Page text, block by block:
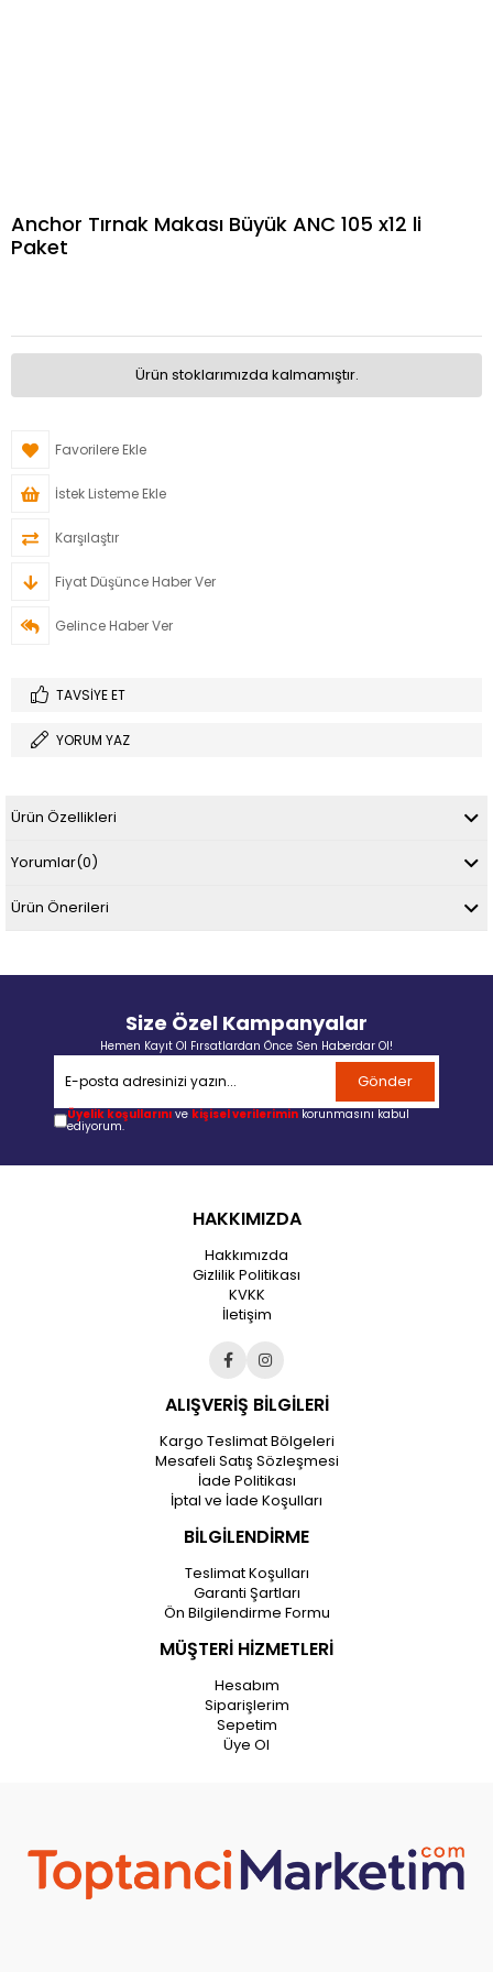
Anchor Tırnak Makası Büyük ANC 105 x12 li
Paket
Ürün stoklarımızda kalmamıştır.
Favorilere Ekle
İstek Listeme Ekle
Karşılaştır
Fiyat Düşünce Haber Ver
Gelince Haber Ver
TAVSIYE ET
YORUM YAZ
Ürün Özellikleri
Yorumlar(0)
Ürün Önerileri
Size Özel Kampanyalar
Hemen Kayıt Ol Fırsatlardan Önce Sen Haberdar Ol!
Gönder
Üyelik koşullarını ve kişisel verilerimin korunmasını kabul
ediyorum.
HAKKIMIZDA
Hakkımızda
Gizlilik Politikası
KVKK
İletişim
ALIŞVERİŞ BİLGİLERİ
Kargo Teslimat Bölgeleri
Mesafeli Satış Sözleşmesi
İade Politikası
İptal ve İade Koşulları
BİLGİLENDİRME
Teslimat Koşulları
Garanti Şartları
Ön Bilgilendirme Formu
MÜŞTERİ HİZMETLERİ
Hesabım
Siparişlerim
Sepetim
Üye Ol